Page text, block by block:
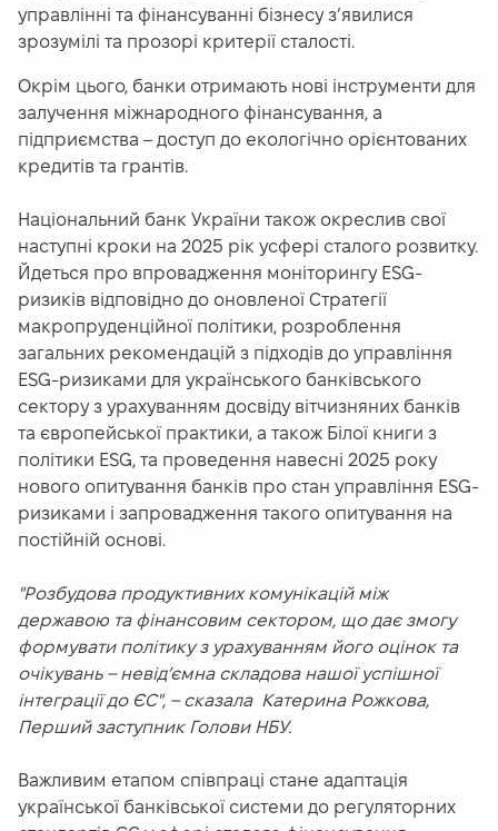
управлінні та фінансуванні бізнесу з’явилися
зрозумілі та прозорі критерії сталості.
Окрім цього, банки отримають нові інструменти для
залучення міжнародного фінансування, а
підприємства – доступ до екологічно орієнтованих
кредитів та грантів.
Національний банк України також окреслив свої
наступні кроки на 2025 рік усфері сталого розвитку.
Йдеться про впровадження моніторингу ESG-
ризиків відповідно до оновленої Стратегії
макропруденційної політики, розроблення
загальних рекомендацій з підходів до управління
ESG-ризиками для українського банківського
сектору з урахуванням досвіду вітчизняних банків
та європейської практики, а також Білої книги з
політики ESG, та проведення навесні 2025 року
нового опитування банків про стан управління ESG-
ризиками і запровадження такого опитування на
постійній основі.
"Розбудова продуктивних комунікацій між
державою та фінансовим сектором, що дає змогу
формувати політику з урахуванням його оцінок та
очікувань – невід’ємна складова нашої успішної
інтеграції до ЄС", – сказала Катерина Рожкова,
Перший заступник Голови НБУ.
Важливим етапом співпраці стане адаптація
української банківської системи до регуляторних